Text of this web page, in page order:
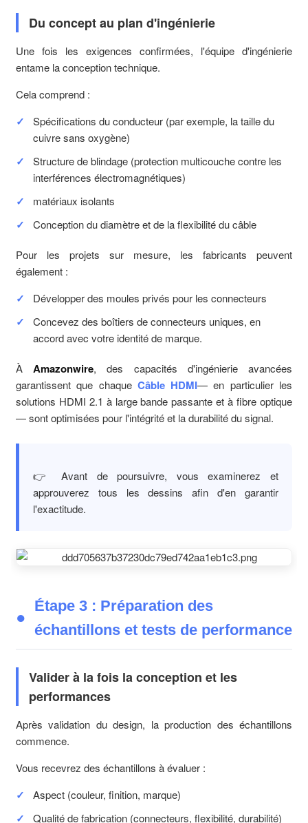
Du concept au plan d'ingénierie
Une fois les exigences confirmées, l'équipe d'ingénierie
entame la conception technique.
Cela comprend :
Spécifications du conducteur (par exemple, la taille du
cuivre sans oxygène)
Structure de blindage (protection multicouche contre les
interférences électromagnétiques)
matériaux isolants
Conception du diamètre et de la flexibilité du câble
Pour les projets sur mesure, les fabricants peuvent
également :
Développer des moules privés pour les connecteurs
Concevez des boîtiers de connecteurs uniques, en
accord avec votre identité de marque.
ÀAmazonwire, des capacités d'ingénierie avancées
garantissent que chaque Câble HDMI— en particulier les
solutions HDMI 2.1 à large bande passante et à fibre optique
— sont optimisées pour l'intégrité et la durabilité du signal.
👉 Avant de poursuivre, vous examinerez et
approuverez tous les dessins afin d'en garantir
l'exactitude.
Étape 3 : Préparation des
échantillons et tests de performance
Valider à la fois la conception et les
performances
Après validation du design, la production des échantillons
commence.
Vous recevrez des échantillons à évaluer :
Aspect (couleur, finition, marque)
Qualité de fabrication (connecteurs, flexibilité, durabilité)